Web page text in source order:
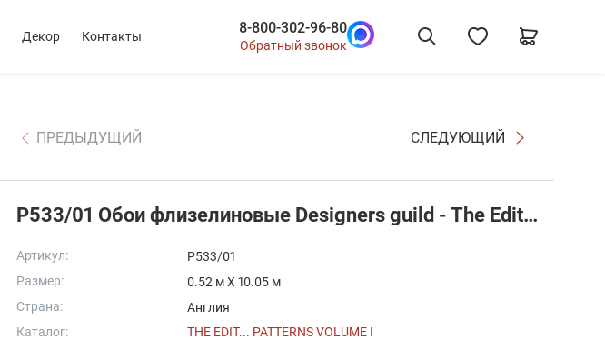
Декор Контакты 8-800-302-96-80
Обратный звонок
ПРЕДЫДУЩИЙ СЛЕДУЮЩИЙ
P533/01 Обои флизелиновые Designers guild - The Edit... Patterns Volume 2
Артикул:
P533/01
Размер:
0.52 м X 10.05 м
Страна:
Англия
Каталог:
THE EDIT... PATTERNS VOLUME I